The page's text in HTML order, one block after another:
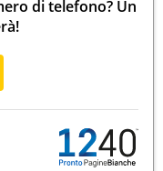
di telefono? Un